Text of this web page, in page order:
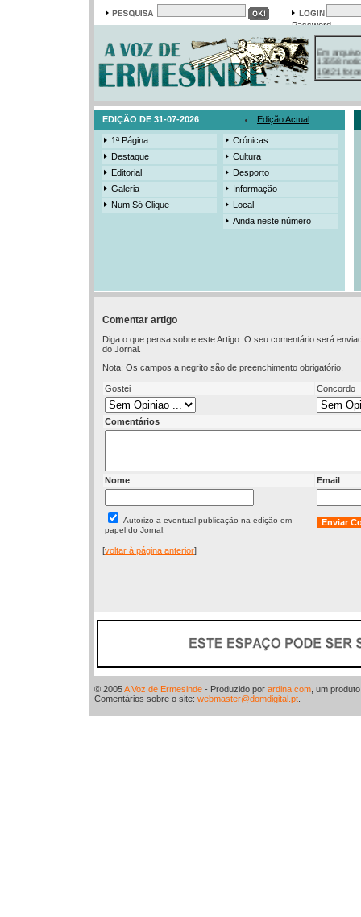
Password
Em arquivo
13558
19421
385
EDIÇÃO DE 31-07-2026 Edição Actual
1ª Página
Destaque
Editorial
Galeria
Num Só Clique
Crónicas
Cultura
Desporto
Informação
Local
Ainda neste número
Comentar artigo
Diga o que pensa sobre este Artigo. O seu comentário será
do Jornal.
Nota: Os campos a negrito são de preenchimento obrigatório.
Gostei Concordo
Comentários
Nome Email
Autorizo a eventual publicação na edição em
papel do Jornal.
[voltar à página anterior]
© 2005A Voz de Ermesinde - Produzido por ardina.com , um
Comentários sobre o site: webmaster@domdigital.pt